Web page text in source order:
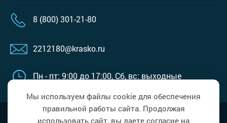
8 (800) 301-21-80
2212180@krasko.ru
Пн - пт: 9:00 до 17:00, Сб, вс: выходные
Политика в области обработки
Мы используем файлы cookie для обеспечения
правильной работы сайта. Продолжая
использовать сайт, вы даете согласие на